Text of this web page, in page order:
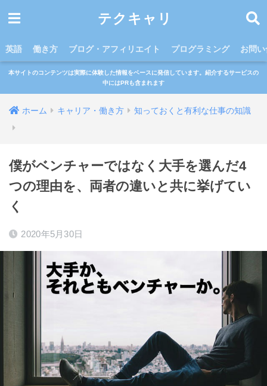
テクキャリ
英語 働き方 ブログ・アフィリエイト プログラミング お問
本サイトのコンテンツは実際に体験した情報をベースに発信しています。紹介するサービスの
中にはPRも含まれます
ホーム キャリア・働き方 知っておくと有利な仕事の知識
僕がベンチャーではなく大手を選んだ4
つの理由を、両者の違いと共に挙げてい
く
2020年5月30日